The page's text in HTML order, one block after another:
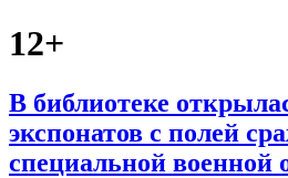
12+
В библиотеке
экспонатов с полей
специальной военной